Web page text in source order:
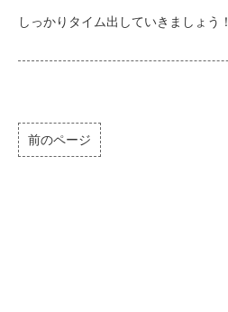
しっかりタイム出していきましょう！
前のページ